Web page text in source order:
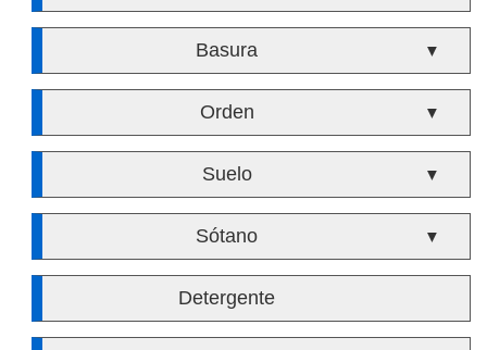
Basura ▼
Orden ▼
Suelo ▼
Sótano ▼
Detergente